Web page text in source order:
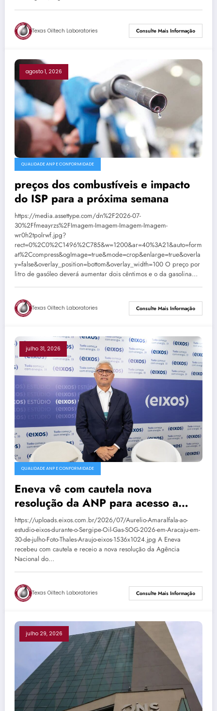
Texas Oiltech Laboratories Consulte Mais Informação
agosto 1, 2026
QUALIDADE ANP E CONFORMIDADE
preços dos combustíveis e impacto
do ISP para a próxima semana
https://media.assettype.com/dn%2F2026-07-
30%2Ffmeayrzs%2FImagem-Imagem-Imagem-Imagem-
wr0h2tpolrwf.jpg?
rect=0%2C0%2C1496%2C785&w=1200&ar=40%3A21&auto=form
at%2Ccompress&ogImage=true&mode=crop&enlarge=true&overla
y=false&overlay_position=bottom&overlay_width=100 O preço por
litro de gasóleo deverá aumentar dois cêntimos e o da gasolina…
Texas Oiltech Laboratories Consulte Mais Informação
julho 31, 2026
QUALIDADE ANP E CONFORMIDADE
Eneva vê com cautela nova
resolução da ANP para acesso a
terminais de GNL
https://uploads.eixos.com.br/2026/07/Aurelio-Amaralfala-ao-
estudio-eixos-durante-o-Sergipe-Oil-Gas-SOG-2026-em-Aracaju-em-
30-de-julho-Foto-Thales-Araujo-eixos-1536x1024.jpg A Eneva
recebeu com cautela e receio a nova resolução da Agência
Nacional do…
Texas Oiltech Laboratories Consulte Mais Informação
julho 29, 2026